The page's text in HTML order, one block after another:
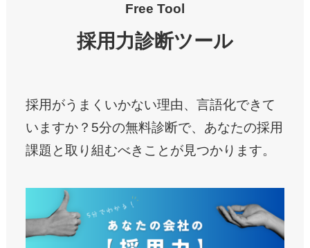
Free Tool
採用力診断ツール
採用がうまくいかない理由、言語化できて
いますか？5分の無料診断で、あなたの採用
課題と取り組むべきことが見つかります。